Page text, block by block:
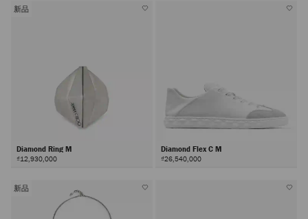
新品
Diamond Ring M
₫12,930,000
Diamond Flex C M
₫26,540,000
新品